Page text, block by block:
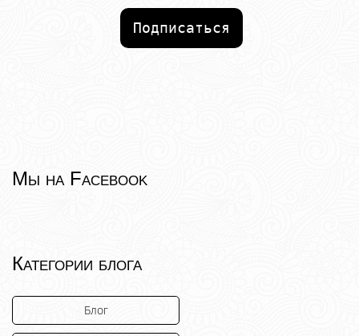
Подписаться
Мы на Facebook
Категории блога
Блог